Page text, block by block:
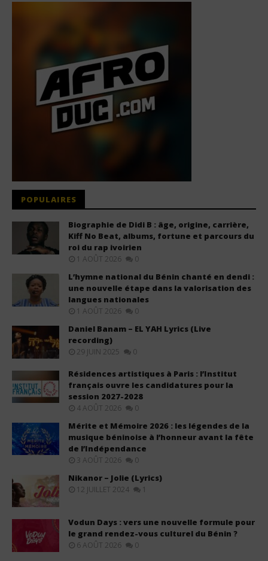
POPULAIRES
Biographie de Didi B : âge, origine, carrière,
Kiff No Beat, albums, fortune et parcours du
roi du rap ivoirien
1 AOÛT 2026 0
L’hymne national du Bénin chanté en dendi :
une nouvelle étape dans la valorisation des
langues nationales
1 AOÛT 2026 0
Daniel Banam – EL YAH Lyrics (Live
recording)
29 JUIN 2025 0
Résidences artistiques à Paris : l’Institut
français ouvre les candidatures pour la
session 2027-2028
4 AOÛT 2026 0
Mérite et Mémoire 2026 : les légendes de la
musique béninoise à l’honneur avant la fête
de l’Indépendance
3 AOÛT 2026 0
Nikanor – Jolie (Lyrics)
12 JUILLET 2024 1
Vodun Days : vers une nouvelle formule pour
le grand rendez-vous culturel du Bénin ?
6 AOÛT 2026 0